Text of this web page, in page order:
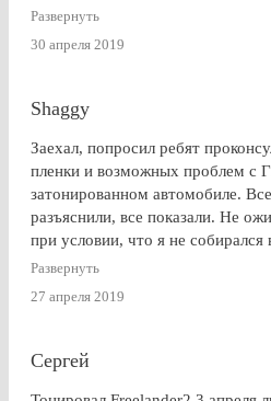
: Очень доволен . Буду
Развернуть
30 апреля 2019
Shaggy
Заехал, попросил ребят
пленки и возможных проблем с
затонированном автомобиле.
разъяснили, все показали. Не
при условии, что я не собирался
тонироваться. для сравнения
дешевле. в очередной раз
решил, что буду тонироваться
Развернуть
27 апреля 2019
Сергей